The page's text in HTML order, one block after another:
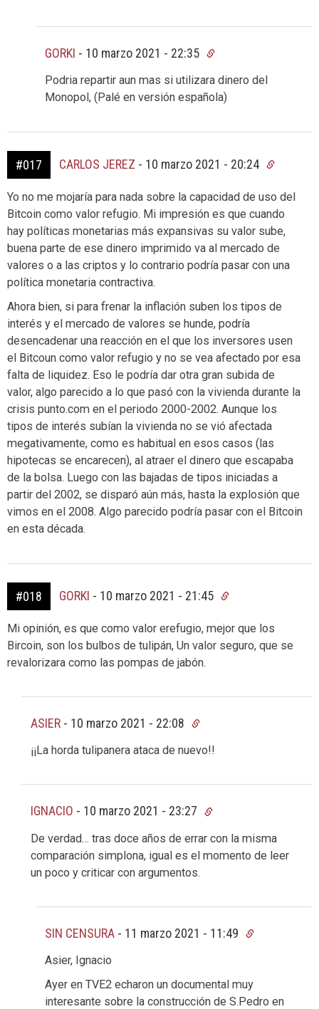
GORKI - 10 marzo 2021 - 22:35
Podria repartir aun mas si utilizara dinero del
Monopol, (Palé en versión española)
#017 CARLOS JEREZ - 10 marzo 2021 - 20:24
Yo no me mojaría para nada sobre la capacidad de uso del
Bitcoin como valor refugio. Mi impresión es que cuando
hay políticas monetarias más expansivas su valor sube,
buena parte de ese dinero imprimido va al mercado de
valores o a las criptos y lo contrario podría pasar con una
política monetaria contractiva.
Ahora bien, si para frenar la inflación suben los tipos de
interés y el mercado de valores se hunde, podría
desencadenar una reacción en el que los inversores usen
el Bitcoun como valor refugio y no se vea afectado por esa
falta de liquidez. Eso le podría dar otra gran subida de
valor, algo parecido a lo que pasó con la vivienda durante la
crisis punto.com en el periodo 2000-2002. Aunque los
tipos de interés subían la vivienda no se vió afectada
megativamente, como es habitual en esos casos (las
hipotecas se encarecen), al atraer el dinero que escapaba
de la bolsa. Luego con las bajadas de tipos iniciadas a
partir del 2002, se disparó aún más, hasta la explosión que
vimos en el 2008. Algo parecido podría pasar con el Bitcoin
en esta década.
#018 GORKI - 10 marzo 2021 - 21:45
Mi opinión, es que como valor erefugio, mejor que los
Bircoin, son los bulbos de tulipán, Un valor seguro, que se
revalorizara como las pompas de jabón.
ASIER - 10 marzo 2021 - 22:08
¡¡La horda tulipanera ataca de nuevo!!
IGNACIO - 10 marzo 2021 - 23:27
De verdad… tras doce años de errar con la misma
comparación simplona, igual es el momento de leer
un poco y criticar con argumentos.
SIN CENSURA - 11 marzo 2021 - 11:49
Asier, Ignacio
Ayer en TVE2 echaron un documental muy
interesante sobre la construcción de S.Pedro en